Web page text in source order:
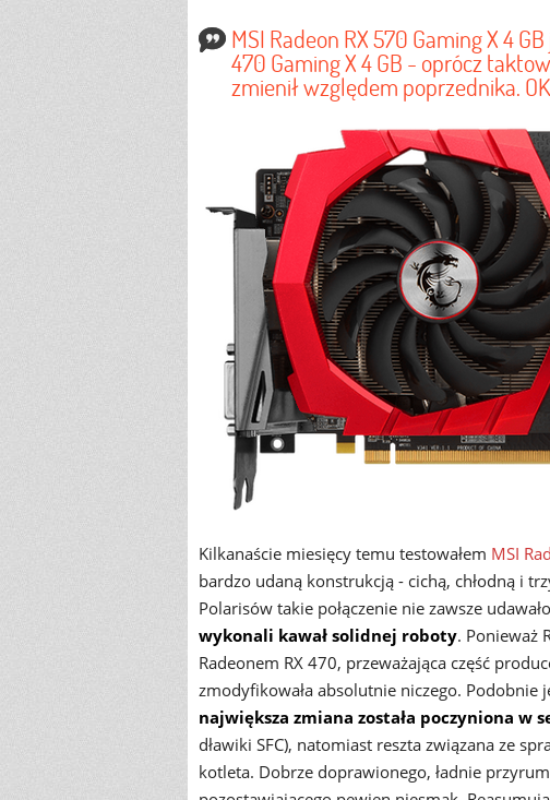
MSI Radeon RX 570 Gaming X 4
470 Gaming X 4 GB - oprócz
zmienił względem poprzednika.
Kilkanaście miesięcy temu testowałem MSI
bardzo udaną konstrukcją - cichą, chłodną i
Polarisów takie połączenie nie zawsze
wykonali kawał solidnej roboty. Ponieważ
Radeonem RX 470, przeważająca część
zmodyfikowała absolutnie niczego.
największa zmiana została poczyniona w
dławiki SFC), natomiast reszta związana ze
kotleta. Dobrze doprawionego, ładnie